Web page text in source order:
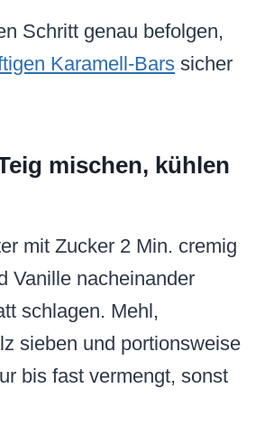
bis fast vermengt, sonst
Min. kühlen (stabilisiert
drauf. 25-30 Min. backen,
Mitte wabbelt.
Krümel!
dann schneiden.